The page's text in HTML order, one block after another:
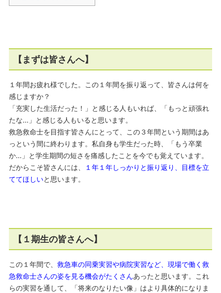
【まずは皆さんへ】
１年間お疲れ様でした。この１年間を振り返って、皆さんは何を
感じますか？
「充実した生活だった！」と感じる人もいれば、「もっと頑張れ
たな…」と感じる人もいると思います。
救急救命士を目指す皆さんにとって、この３年間という期間はあ
っという間に終わります。私自身も学生だった時、「もう卒業
か…」と学生期間の短さを痛感したことを今でも覚えています。
だからこそ皆さんには、
１年１年しっかりと振り返り、目標を立
ててほしいと思います。
【１期生の皆さんへ】
この１年間で、 救急車の同乗実習や病院実習など、現場で働く救
急救命士さんの姿を見る機会がたくさんあったと思います。これ
らの実習を通して、「将来のなりたい像」はより具体的になりま